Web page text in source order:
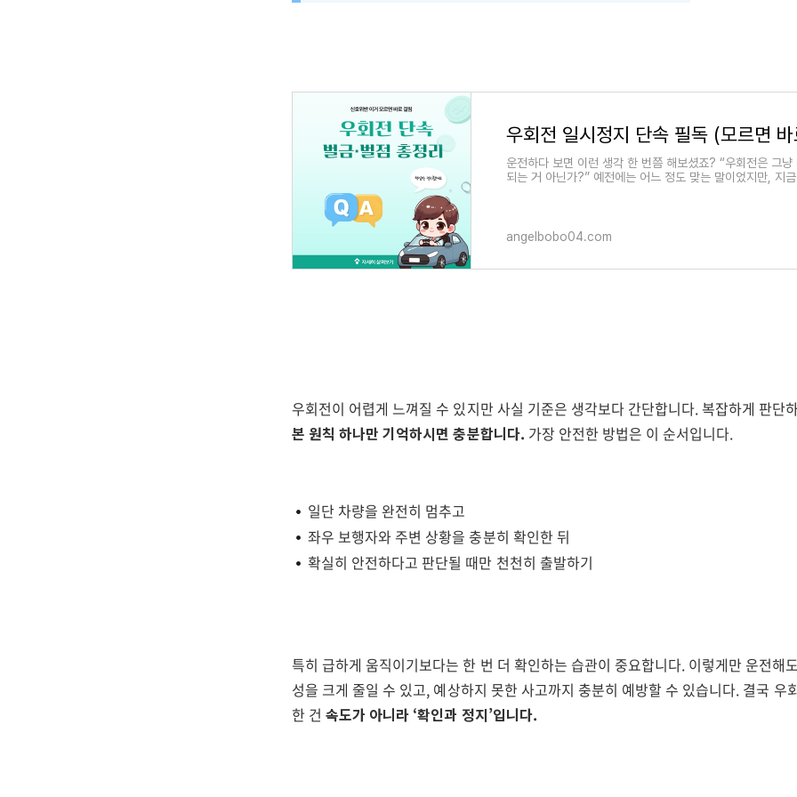
운전하다 보면 이런 생각 한 번쯤 해보셨죠? “우회전은 그냥
되는 거 아닌가?” 예전에는 어느 정도 맞는 말이었지만, 지
angelbobo04.com
우회전이 어렵게 느껴질 수 있지만 사실 기준은 생각보다 간단합니다. 복잡하게 판단
본 원칙 하나만 기억하시면 충분합니다. 가장 안전한 방법은 이 순서입니다.
일단 차량을 완전히 멈추고
좌우 보행자와 주변 상황을 충분히 확인한 뒤
확실히 안전하다고 판단될 때만 천천히 출발하기
특히 급하게 움직이기보다는 한 번 더 확인하는 습관이 중요합니다. 이렇게만 운전해
성을 크게 줄일 수 있고, 예상하지 못한 사고까지 충분히 예방할 수 있습니다. 결국 우
한 건속도가 아니라 ‘확인과 정지’입니다.